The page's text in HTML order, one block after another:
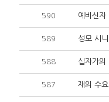
590 예비신
589 성모 시
588 십자가
587 재의 수